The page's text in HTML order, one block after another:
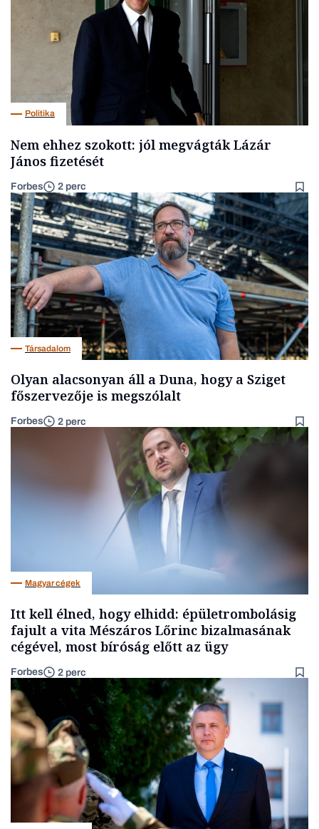
Politika
Nem ehhez szokott: jól megvágták Lázár
János fizetését
Forbes 2 perc
Társadalom
Olyan alacsonyan áll a Duna, hogy a Sziget
főszervezője is megszólalt
Forbes 2 perc
Magyar cégek
Itt kell élned, hogy elhidd: épületrombolásig
fajult a vita Mészáros Lőrinc bizalmasának
cégével, most bíróság előtt az ügy
Forbes 2 perc